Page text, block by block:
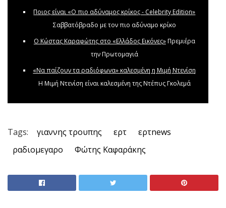
Ποιος είναι «Ο πιο αδύναμος κρίκος - Celebrity Edition»
Σαββατόβραδο με τον πιο αδύναμο κρίκο
Ο Κώστας Καραφώτης στο «Ελλάδος Εικόνες»Πρεμιέρα
την Πρωτομαγιά
«Να παίζουν τα ραδιόφωνα» καλεσμένη η Μιμή Ντενίση
Η Μιμή Ντενίση είναι καλεσμένη της Ντέπυς Γκολεμά
Tags: γιαννης τρουπης ερτ
ερτnews
ραδιομεγαρο
Φώτης Καφαράκης